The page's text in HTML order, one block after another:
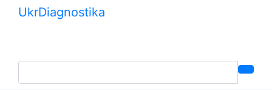
UkrDiagnostika